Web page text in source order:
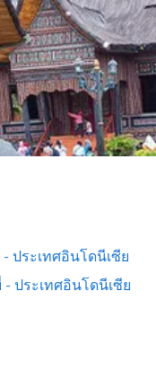
- ประเทศอินโดนีเซีย
- ประเทศอินโดนีเซีย